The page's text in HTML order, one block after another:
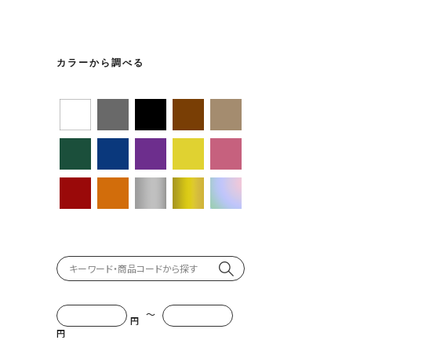
カラーから調べる
円 ～
円